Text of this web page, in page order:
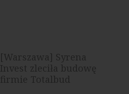
[Warszawa] Syrena
Invest zleciła budowę
firmie Totalbud